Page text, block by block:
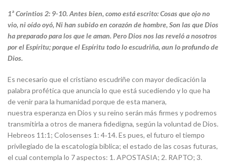
1ª Corintios 2: 9-10. Antes bien, como está escrito: Cosas que ojo no
vio, ni oído oyó, Ni han subido en corazón de hombre, Son las que Dios
ha preparado para los que le aman. Pero Dios nos las reveló a nosotros
por el Espíritu; porque el Espíritu todo lo escudriña, aun lo profundo de
Dios.
Es necesario que el cristiano escudriñe con mayor dedicación la
palabra profética que anuncia lo que está sucediendo y lo que ha
de venir para la humanidad porque de esta manera,
nuestra esperanza en Dios y su reino serán más firmes y podremos
transmitirla a otros de manera fidedigna, según la voluntad de Dios.
Hebreos 11:1; Colosenses 1: 4‐14. Es pues, el futuro el tiempo
privilegiado de la escatología bíblica; el estado de las cosas futuras,
el cual contempla lo 7 aspectos: 1. APOSTASIA; 2. RAPTO; 3.